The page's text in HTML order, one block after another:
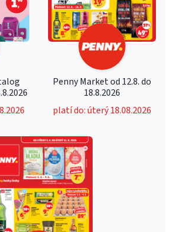
Penny Market od 12.8. do
18.8.2026
platí do: úterý 18.08.2026